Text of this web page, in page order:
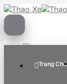
Skip
to
Trang Chủ